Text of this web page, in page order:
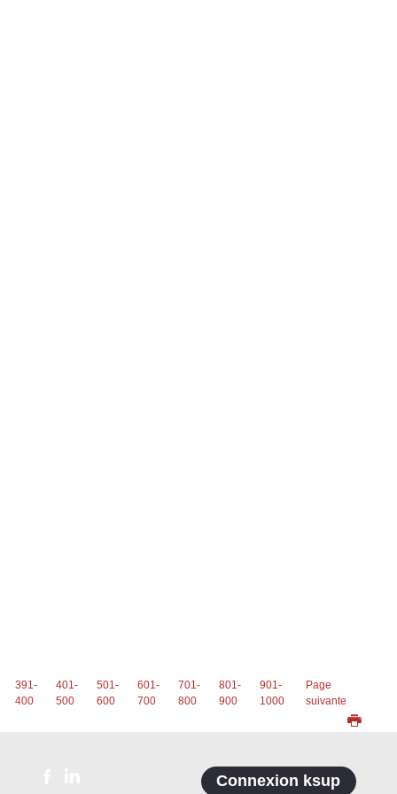
391-
400
401-
500
501-
600
601-
700
701-
800
801-
900
901-
1000
Page
suivante
Connexion ksup